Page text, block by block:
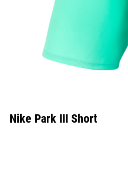
Nike Park III Short